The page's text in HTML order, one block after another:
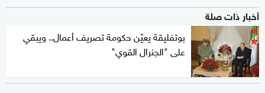
أخبار ذات صلة
بوتفليقة يعيّن حكومة تصريف أعمال.. ويبقي
على "الجنرال القوي"